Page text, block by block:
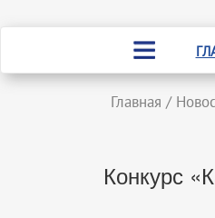
Главная /
Конкурс